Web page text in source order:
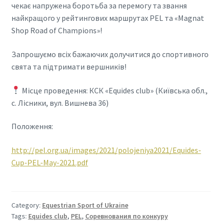
чекає напружена боротьба за перемогу та звання
найкращого у рейтингових маршрутах PEL та «Magnat
Shop Road of Champions»!
Запрошуємо всіх бажаючих долучитися до спортивного
свята та підтримати вершників!
Місце проведення: КСК «Equides club» (Київська обл.,
с. Лісники, вул. Вишнева 36)
Положення:
http://pel.org.ua/images/2021/polojeniya2021/Equides-
Cup-PEL-May-2021.pdf
Category: Equestrian Sport of Ukraine
Tags: Equides club, PEL, Соревнования по конкуру